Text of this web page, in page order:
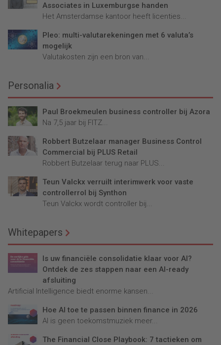
Associates in Luxemburgse handen
Het Amsterdamse kantoor heeft licenties...
Pleo: multi-valutarekeningen met 6 valuta’s
mogelijk
Valutakosten zijn een bron van...
Personalia
Paul Broekmeulen business controller bij Azora
Na 7,5 jaar bij FITZ...
Robbert Butzelaar manager Business Control
Commercial bij PLUS Retail
Robbert Butzelaar terug naar PLUS...
Teun Valckx verruilt interimwerk voor vaste
controllerrol bij Synthon
Teun Valckx wordt controller bij...
Whitepapers
Is uw financiële consolidatie klaar voor AI?
Ontdek de zes stappen naar een AI-ready
afsluiting
Artificial Intelligence biedt enorme kansen...
Hoe AI toe te passen binnen finance in 2026
AI is geen toekomstmuziek meer...
The Financial Close Playbook: 7 tactieken om